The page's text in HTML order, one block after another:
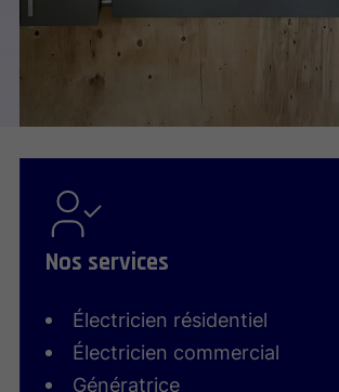
Nos services
Électricien résidentiel
Électricien commercial
Génératrice